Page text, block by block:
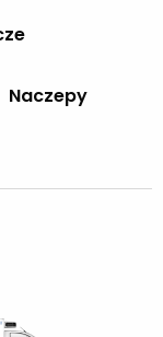
Naczepy